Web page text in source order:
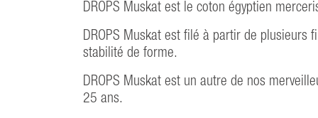
DROPS Muskat est le coton égyptien
DROPS Muskat est filé à partir de
stabilité de forme.
DROPS Muskat est un autre de nos
25 ans.